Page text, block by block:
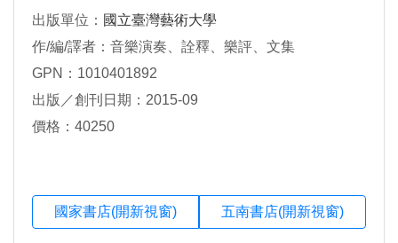
釋】學術論文研討會
出版單位： 國立臺灣藝術大學
作/編/譯者：音樂演奏、詮釋、樂評、文集
GPN：1010401892
出版／創刊日期：2015-09
價格：40250
國家書店(開新視窗) 五南書店(開新視窗)